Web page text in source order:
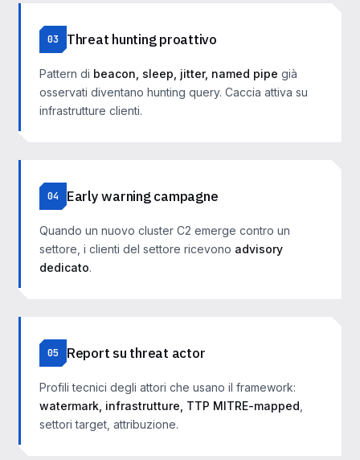
03 Threat hunting proattivo
Pattern di beacon, sleep, jitter, named pipe già
osservati diventano hunting query. Caccia attiva su
infrastrutture clienti.
04 Early warning campagne
Quando un nuovo cluster C2 emerge contro un
settore, i clienti del settore ricevono advisory
dedicato.
05 Report su threat actor
Profili tecnici degli attori che usano il framework:
watermark, infrastrutture, TTP MITRE-mapped
settori target, attribuzione.